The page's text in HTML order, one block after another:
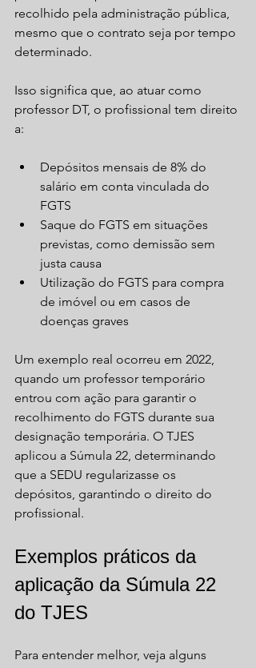
recolhido pela administração pública,
mesmo que o contrato seja por tempo
determinado.
Isso significa que, ao atuar como
professor DT, o profissional tem direito
a:
Depósitos mensais de 8% do
salário em conta vinculada do
FGTS
Saque do FGTS em situações
previstas, como demissão sem
justa causa
Utilização do FGTS para compra
de imóvel ou em casos de
doenças graves
Um exemplo real ocorreu em 2022,
quando um professor temporário
entrou com ação para garantir o
recolhimento do FGTS durante sua
designação temporária. O TJES
aplicou a Súmula 22, determinando
que a SEDU regularizasse os
depósitos, garantindo o direito do
profissional.
Exemplos práticos da
aplicação da Súmula 22
do TJES
Para entender melhor, veja alguns